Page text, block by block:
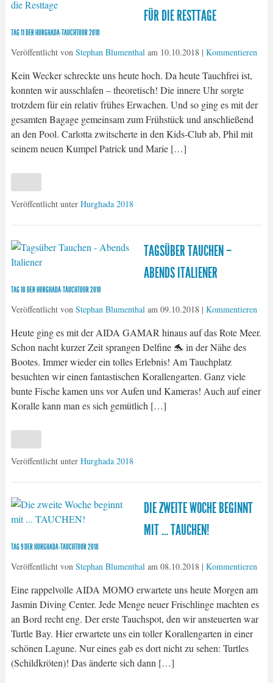
FÜR DIE RESTTAGE
TAG 11 DER HURGHADA-TAUCHTOUR 2018
Veröffentlicht von Stephan Blumenthalam 10.10.2018| Kommentieren
Kein Wecker schreckte uns heute hoch. Da heute Tauchfrei ist,
konnten wir ausschlafen – theoretisch! Die innere Uhr sorgte
trotzdem für ein relativ frühes Erwachen. Und so ging es mit der
gesamten Bagage gemeinsam zum Frühstück und anschließend
an den Pool. Carlotta zwitscherte in den Kids-Club ab, Phil mit
seinem neuen Kumpel Patrick und Marie […]
Veröffentlicht unter Hurghada 2018
TAGSÜBER TAUCHEN –
ABENDS ITALIENER
TAG 10 DER HURGHADA-TAUCHTOUR 2018
Veröffentlicht von Stephan Blumenthalam 09.10.2018| Kommentieren
Heute ging es mit der AIDA GAMAR hinaus auf das Rote Meer.
Schon nacht kurzer Zeit sprangen Delfine 🐬 in der Nähe des
Bootes. Immer wieder ein tolles Erlebnis! Am Tauchplatz
besuchten wir einen fantastischen Korallengarten. Ganz viele
bunte Fische kamen uns vor Aufen und Kameras! Auch auf einer
Koralle kann man es sich gemütlich […]
Veröffentlicht unter Hurghada 2018
DIE ZWEITE WOCHE BEGINNT
MIT … TAUCHEN!
TAG 9 DER HURGHADA-TAUCHTOUR 2018
Veröffentlicht von Stephan Blumenthalam 08.10.2018| Kommentieren
Eine rappelvolle AIDA MOMO erwartete uns heute Morgen am
Jasmin Diving Center. Jede Menge neuer Frischlinge machten es
an Bord recht eng. Der erste Tauchspot, den wir ansteuerten war
Turtle Bay. Hier erwartete uns ein toller Korallengarten in einer
schönen Lagune. Nur eines gab es dort nicht zu sehen: Turtles
(Schildkröten)! Das änderte sich dann […]